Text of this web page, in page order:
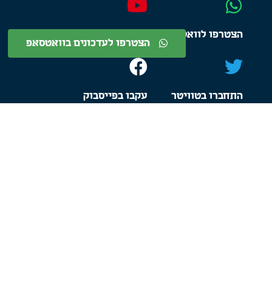
הצטרפו לוואטסאפ
התחברו בטוויטר עקבו בפייסבוק
הצטרפו לעדכונים בוואטסאפ